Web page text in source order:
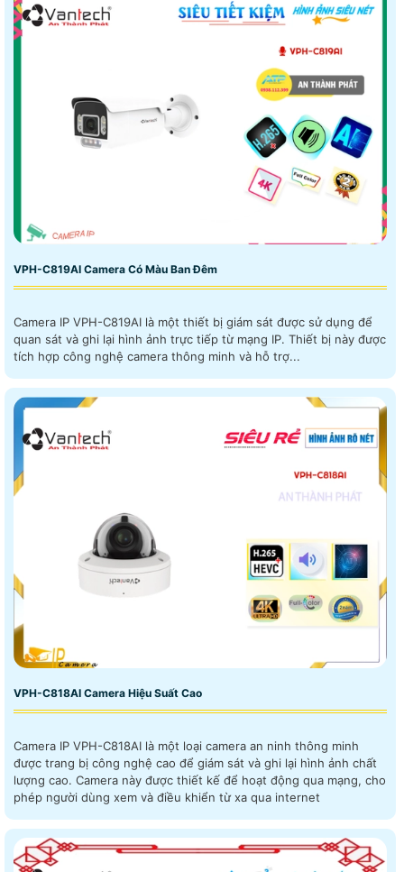
VPH-C819AI Camera Có Màu Ban Đêm
Camera IP VPH-C819AI là một thiết bị giám sát được sử dụng để
quan sát và ghi lại hình ảnh trực tiếp từ mạng IP. Thiết bị này được
tích hợp công nghệ camera thông minh và hỗ trợ...
VPH-C818AI Camera Hiệu Suất Cao
Camera IP VPH-C818AI là một loại camera an ninh thông minh
được trang bị công nghệ cao để giám sát và ghi lại hình ảnh chất
lượng cao. Camera này được thiết kế để hoạt động qua mạng, cho
phép người dùng xem và điều khiển từ xa qua internet